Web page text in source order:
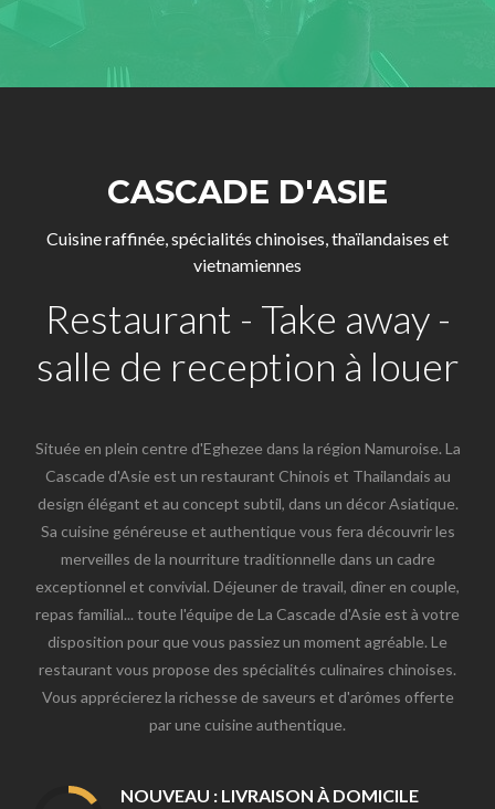
CASCADE D'ASIE
Cuisine raffinée, spécialités chinoises, thaïlandaises et
vietnamiennes
Restaurant - Take away -
salle de reception à louer
Située en plein centre d'Eghezee dans la région Namuroise. La
Cascade d'Asie est un restaurant Chinois et Thailandais au
design élégant et au concept subtil, dans un décor Asiatique.
Sa cuisine généreuse et authentique vous fera découvrir les
merveilles de la nourriture traditionnelle dans un cadre
exceptionnel et convivial. Déjeuner de travail, dîner en couple,
repas familial... toute l'équipe de La Cascade d'Asie est à votre
disposition pour que vous passiez un moment agréable. Le
restaurant vous propose des spécialités culinaires chinoises.
Vous apprécierez la richesse de saveurs et d'arômes offerte
par une cuisine authentique.
NOUVEAU : LIVRAISON À DOMICILE